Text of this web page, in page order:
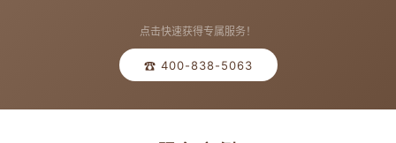
点击快速获得专属服务！
☎ 400-838-5063